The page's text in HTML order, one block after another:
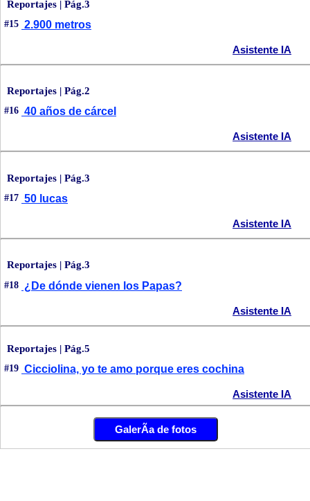
Reportajes | Pág.3
#15 2.900 metros
Asistente IA
Reportajes | Pág.2
#16 40 años de cárcel
Asistente IA
Reportajes | Pág.3
#17 50 lucas
Asistente IA
Reportajes | Pág.3
#18 ¿De dónde vienen los Papas?
Asistente IA
Reportajes | Pág.5
#19 Cicciolina, yo te amo porque eres cochina
Asistente IA
GalerÃ­a de fotos